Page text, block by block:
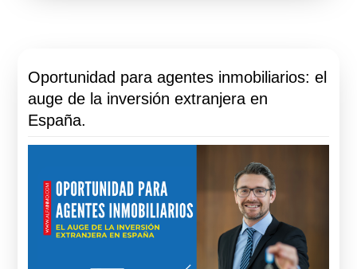
Oportunidad para agentes inmobiliarios: el
auge de la inversión extranjera en
España.